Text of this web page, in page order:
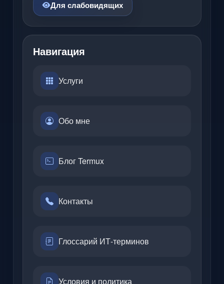
Для слабовидящих
Навигация
Услуги
Обо мне
Блог Termux
Контакты
Глоссарий ИТ-терминов
Условия и политика